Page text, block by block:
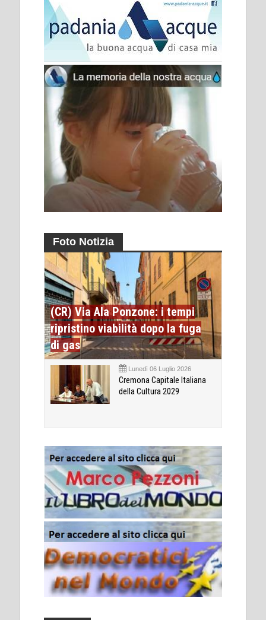
Foto Notizia
(CR) Via Ala Ponzone: i tempi
ripristino viabilità dopo la fuga
di gas
Lunedì 06 Luglio 2026
Cremona Capitale Italiana
della Cultura 2029